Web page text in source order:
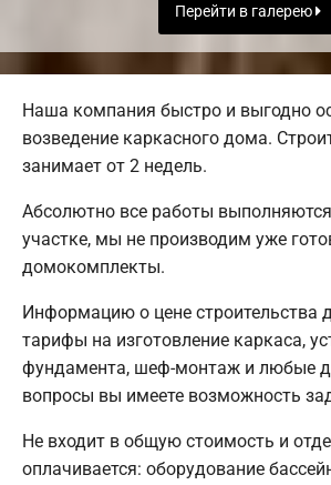
Перейти в галерею
Наша компания быстро и выгодно
возведение каркасного дома.
занимает от 2 недель.
Абсолютно все работы
участке, мы не производим уже
домокомплекты.
Информацию о цене строительства
тарифы на изготовление каркаса,
фундамента, шеф-монтаж и любые
вопросы вы имеете возможность
Не входит в общую стоимость и
оплачивается: оборудование